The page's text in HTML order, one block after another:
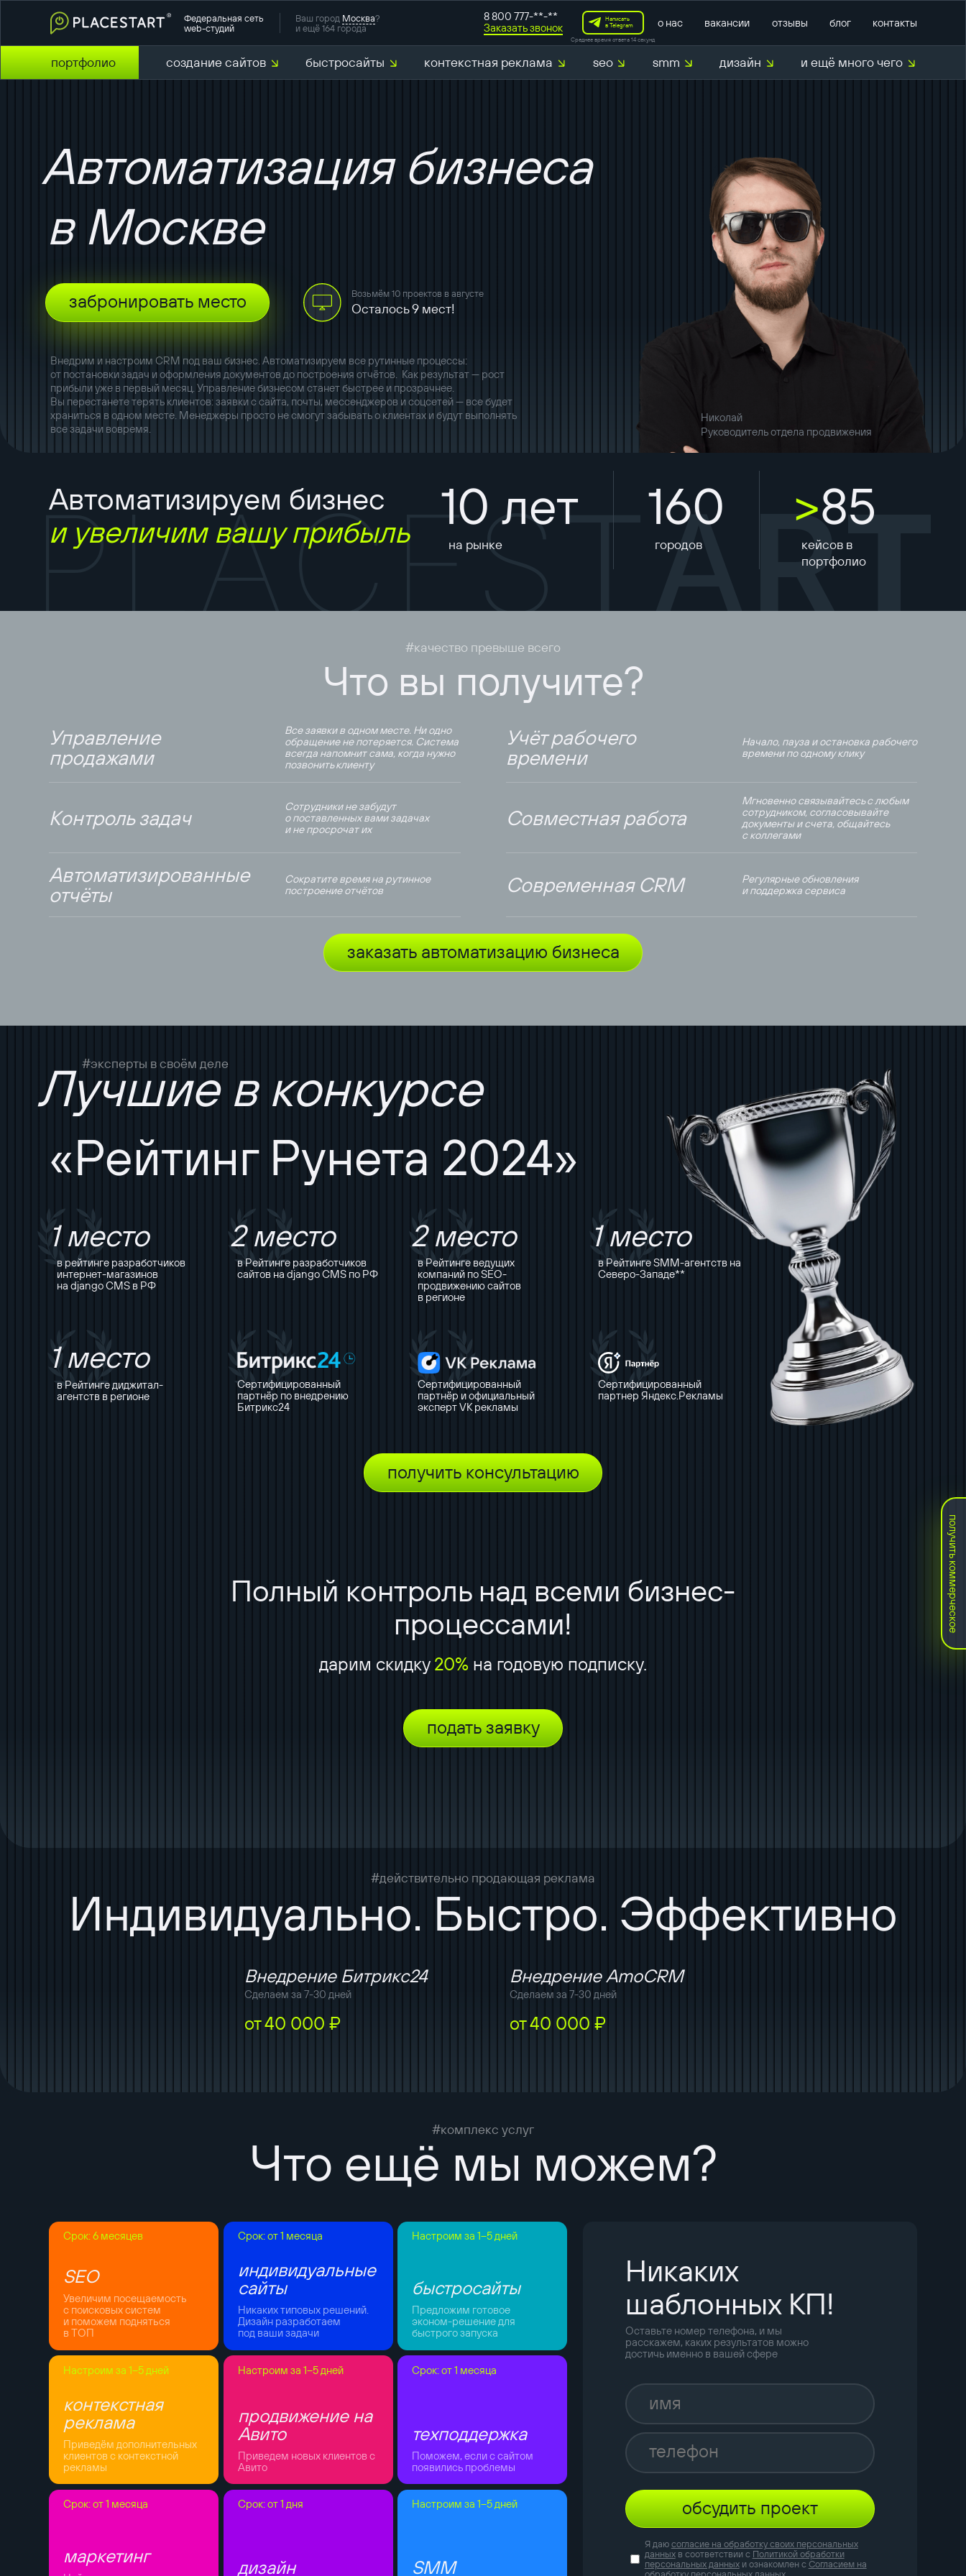
Федеральная сеть
web-студий
Ваш город Москва?
и ещё 164 города
8 800 777-**-**
Заказать звонок
Написать
в Telegram
Среднее время ответа 14 секунд
о нас вакансии отзывы блог контакты
портфолио создание сайтов быстросайты контекстная реклама seo smm дизайн и ещё много чего
продвижение на
маркетплейсах
внедрение CRM
внедрение CRM Bitrix24
техническая поддержка
SERM-аудит
Создание CJM
получить коммерческое
Автоматизация бизнеса
в Москве
забронировать место Возьмём 10 проектов в августе
Осталось 9 мест!
Внедрим и настроим CRM под ваш бизнес. Автоматизируем все рутинные процессы:
от постановки задач и оформления документов до построения отчётов. Как результат — рост
прибыли уже в первый месяц. Управление бизнесом станет быстрее и прозрачнее.
Вы перестанете терять клиентов: заявки с сайта, почты, мессенджеров и соцсетей — все будет
храниться в одном месте. Менеджеры просто не смогут забывать о клиентах и будут выполнять
все задачи вовремя.
Николай
Руководитель отдела продвижения
Автоматизируем бизнес
и увеличим вашу прибыль
10 лет
на рынке
160
городов
>85
кейсов в
портфолио
PLACESTART
#качество превыше всего
Что вы получите?
Управление
продажами
Все заявки в одном месте. Ни одно
обращение не потеряется. Система
всегда напомнит сама, когда нужно
позвонить клиенту
Учёт рабочего
времени
Начало, пауза и остановка рабочего
времени по одному клику
Контроль задач
Сотрудники не забудут
о поставленных вами задачах
и не просрочат их
Совместная работа
Мгновенно связывайтесь с любым
сотрудником, согласовывайте
документы и счета, общайтесь
с коллегами
Автоматизированные
отчёты
Сократите время на рутинное
построение отчётов
Современная CRM
Регулярные обновления
и поддержка сервиса
заказать автоматизацию бизнеса
#эксперты в своём деле
Лучшие в конкурсе
«Рейтинг Рунета 2024»
1 место
в рейтинге разработчиков
интернет-магазинов
на django CMS в РФ
2 место
в Рейтинге разработчиков
сайтов на django CMS по РФ
2 место
в Рейтинге ведущих
компаний по SEO-
продвижению сайтов
в регионе
1 место
в Рейтинге SMM-агентств на
Северо-Западе**
1 место
в Рейтинге диджитал-
агентств в регионе
Сертифицированный
партнёр по внедрению
Битрикс24
Сертифицированный
партнёр и официальный
эксперт VK рекламы
Сертифицированный
партнер Яндекс.Рекламы
получить консультацию
Полный контроль над всеми бизнес-
процессами!
дарим скидку20% на годовую подписку.
подать заявку
#действительно продающая реклама
Индивидуально. Быстро. Эффективно
Внедрение Битрикс24
Сделаем за 7-30 дней
от 40 000 ₽
Внедрение AmoCRM
Сделаем за 7-30 дней
от 40 000 ₽
#комплекс услуг
Что ещё мы можем?
Срок: 6 месяцев
SEO
Увеличим посещаемость
с поисковых систем
и поможем подняться
в ТОП
Срок: от 1 месяца
индивидуальные
сайты
Никаких типовых решений.
Дизайн разработаем
под ваши задачи
Настроим за 1–5 дней
быстросайты
Предложим готовое
эконом-решение для
быстрого запуска
Настроим за 1–5 дней
контекстная
реклама
Приведём дополнительных
клиентов с контекстной
рекламы
Настроим за 1–5 дней
продвижение на
Авито
Приведем новых клиентов с
Авито
Срок: от 1 месяца
техподдержка
Поможем, если с сайтом
появились проблемы
Срок: от 1 месяца
маркетинг
Срок: от 1 дня
дизайн
Настроим за 1–5 дней
SMM
Никаких
шаблонных КП!
Оставьте номер телефона, и мы
расскажем, каких результатов можно
достичь именно в вашей сфере
обсудить проект
Я даюсогласие на обработку своих персональных
данныхв соответствии с Политикой обработки
персональных данныхи ознакомлен с Согласием на